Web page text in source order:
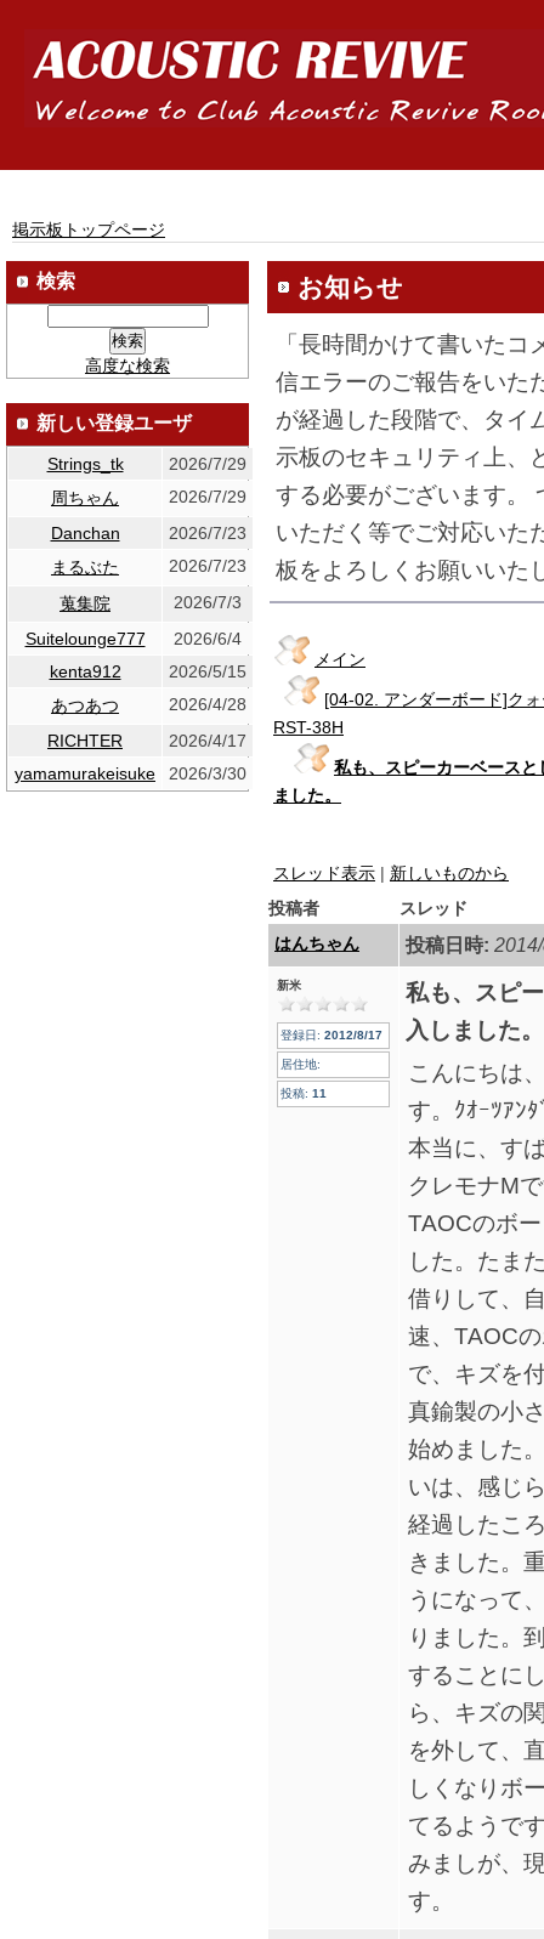
掲示板トップページ
お知らせ
「長時間かけて書いた
信エラーのご報告をいた
が経過した段階で、タイ
示板のセキュリティ上、
する必要がございます。
いただく等でご対応いた
板をよろしくお願いいた
メイン
[04-02. アンダーボード]ク
RST-38H
私も、スピーカーベース
ました。
スレッド表示 | 新しいものから
投稿者
スレッド
はんちゃん
投稿日時:
新米
登録日: 2012/8/17
居住地:
投稿: 11
私も、スピ
入しました。
こんにちは
す。ｸｵｰﾂｱﾝ
本当に、す
クレモナM
TAOCのボ
した。たま
借りして、
速、TAOC
で、キズを
真鍮製の小
始めました
いは、感じ
経過したこ
きました。
うになって
りました。
することに
ら、キズの
を外して、
しくなりボ
てるようで
みましが、
す。
検索
高度な検索
新しい登録ユーザ
Strings_tk
2026/7/29
周ちゃん
2026/7/29
Danchan
2026/7/23
まるぶた
2026/7/23
蒐集院
2026/7/3
Suitelounge777
2026/6/4
kenta912
2026/5/15
あつあつ
2026/4/28
RICHTER
2026/4/17
yamamurakeisuke
2026/3/30